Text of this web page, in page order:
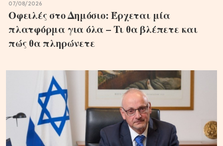
07/08/2026
Οφειλές στο Δημόσιο: Έρχεται μία
πλατφόρμα για όλα – Τι θα βλέπετε και
πώς θα πληρώνετε